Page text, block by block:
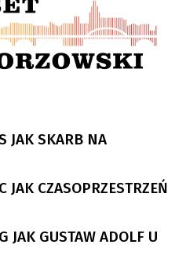
SKARB NA
CZASOPRZESTRZEŃ
GUSTAW ADOLF U